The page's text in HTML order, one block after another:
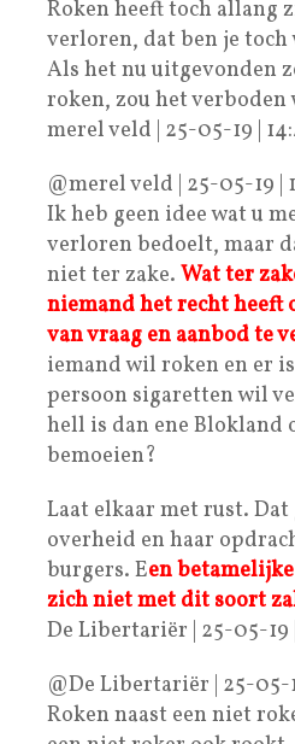
Roken heeft toch allang
verloren, dat ben je toch
Als het nu uitgevonden
roken, zou het verboden
merel veld | 25-05-19 |
@merel veld | 25-05-19 |
Ik heb geen idee wat u
verloren bedoelt, maar
niet ter zake. Wat ter
niemand het recht heeft
van vraag en aanbod te
iemand wil roken en er
persoon sigaretten wil
hell is dan ene Blokland
bemoeien?
Laat elkaar met rust.
overheid en haar
burgers. Een
zich niet met dit soort
De Libertariër | 25-05-19 |
@De Libertariër | 25-05-
Roken naast een niet